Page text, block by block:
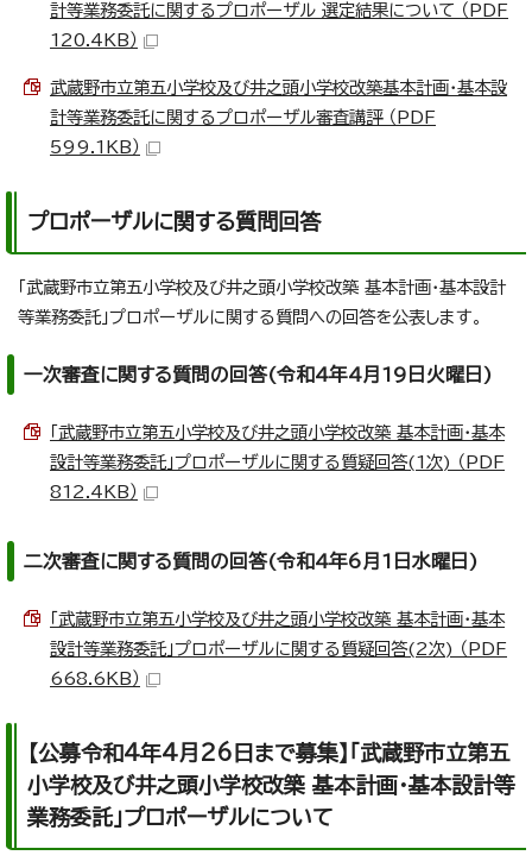
計等業務委託に関するプロポーザル 選定結果について （PDF
120.4KB）
武蔵野市立第五小学校及び井之頭小学校改築基本計画・基本設
計等業務委託に関するプロポーザル審査講評 （PDF
599.1KB）
プロポーザルに関する質問回答
「武蔵野市立第五小学校及び井之頭小学校改築 基本計画・基本設計
等業務委託」プロポーザルに関する質問への回答を公表します。
一次審査に関する質問の回答(令和4年4月19日火曜日)
「武蔵野市立第五小学校及び井之頭小学校改築 基本計画・基本
設計等業務委託」プロポーザルに関する質疑回答(1次) （PDF
812.4KB）
二次審査に関する質問の回答(令和4年6月1日水曜日)
「武蔵野市立第五小学校及び井之頭小学校改築 基本計画・基本
設計等業務委託」プロポーザルに関する質疑回答(2次) （PDF
668.6KB）
【公募令和4年4月26日まで募集】「武蔵野市立第五
小学校及び井之頭小学校改築 基本計画・基本設計等
業務委託」プロポーザルについて